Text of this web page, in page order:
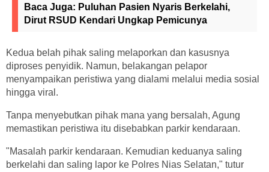
Baca Juga: Puluhan Pasien Nyaris Berkelahi,
Dirut RSUD Kendari Ungkap Pemicunya
Kedua belah pihak saling melaporkan dan kasusnya
diproses penyidik. Namun, belakangan pelapor
menyampaikan peristiwa yang dialami melalui media sosial
hingga viral.
Tanpa menyebutkan pihak mana yang bersalah, Agung
memastikan peristiwa itu disebabkan parkir kendaraan.
"Masalah parkir kendaraan. Kemudian keduanya saling
berkelahi dan saling lapor ke Polres Nias Selatan," tutur